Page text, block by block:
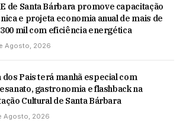
de Santa Bárbara promove capacitação
e projeta economia anual de mais de
300 mil com eficiência energética
Agosto, 2026
dos Pais terá manhã especial com
gastronomia e flashback na
Cultural de Santa Bárbara
Agosto, 2026